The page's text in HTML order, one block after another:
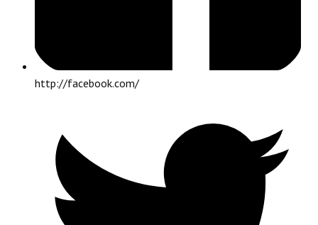
http://facebook.com/